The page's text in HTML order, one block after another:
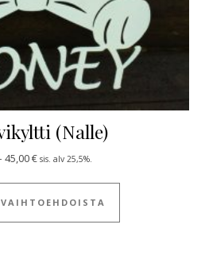
(Nalle)
45,00€Hintaluokka: 37,00 € - 45,00 €
sis. alv 25,5%.
Tällä tuotteella